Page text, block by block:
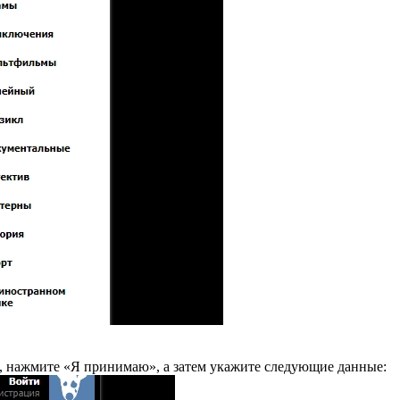
нажмите «Я принимаю», а затем укажите следующие данные: